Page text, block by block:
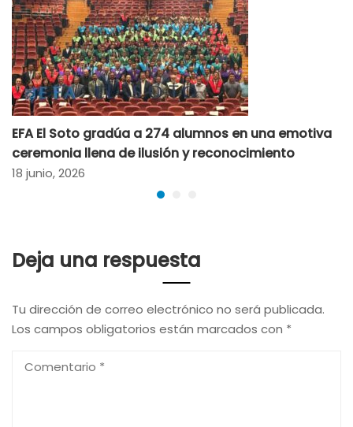
EFA El Soto gradúa a 274 alumnos en una emotiva
ceremonia llena de ilusión y reconocimiento
18 junio, 2026
Deja una respuesta
Tu dirección de correo electrónico no será publicada.
Los campos obligatorios están marcados con *